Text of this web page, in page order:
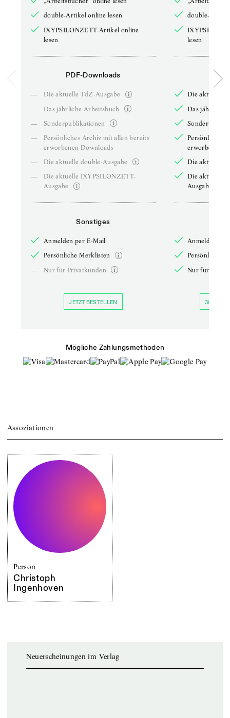
double-Artikel online lesen
IXYPSILONZETT-Artikel online
lesen
PDF-Downloads
—
Die aktuelle TdZ-Ausgabe
—
Das jährliche Arbeitsbuch
—
Sonderpublikationen
—
Persönliches Archiv mit allen bereits
erworbenen Downloads
—
Die aktuelle double-Ausgabe
—
Die aktuelle IXYPSILONZETT-
Ausgabe
Sonstiges
Anmelden per E-Mail
Persönliche Merklisten
—
Nur für Privatkunden
JETZT BESTELLEN
double-
lesen
Die aktuelle
Das jährliche
Persönliches
erworbenen
Die aktuelle
Die aktuelle
Ausgabe
Anmelden
Persönliche
Nur für
30 TAGE
Mögliche Zahlungsmethoden
Assoziationen
Person
Christoph
Ingenhoven
Neuerscheinungen im Verlag